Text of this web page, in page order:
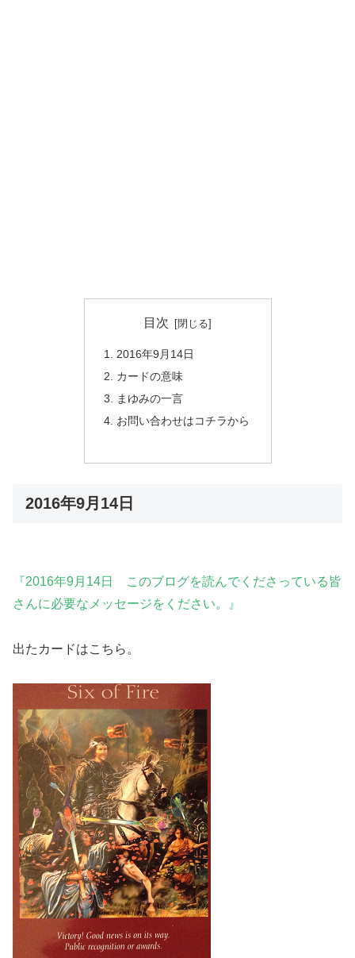
目次
2016年9月14日
カードの意味
まゆみの一言
お問い合わせはコチラから
2016年9月14日
『2016年9月14日 このブログを読んでくださっている皆
さんに必要なメッセージをください。』
出たカードはこちら。